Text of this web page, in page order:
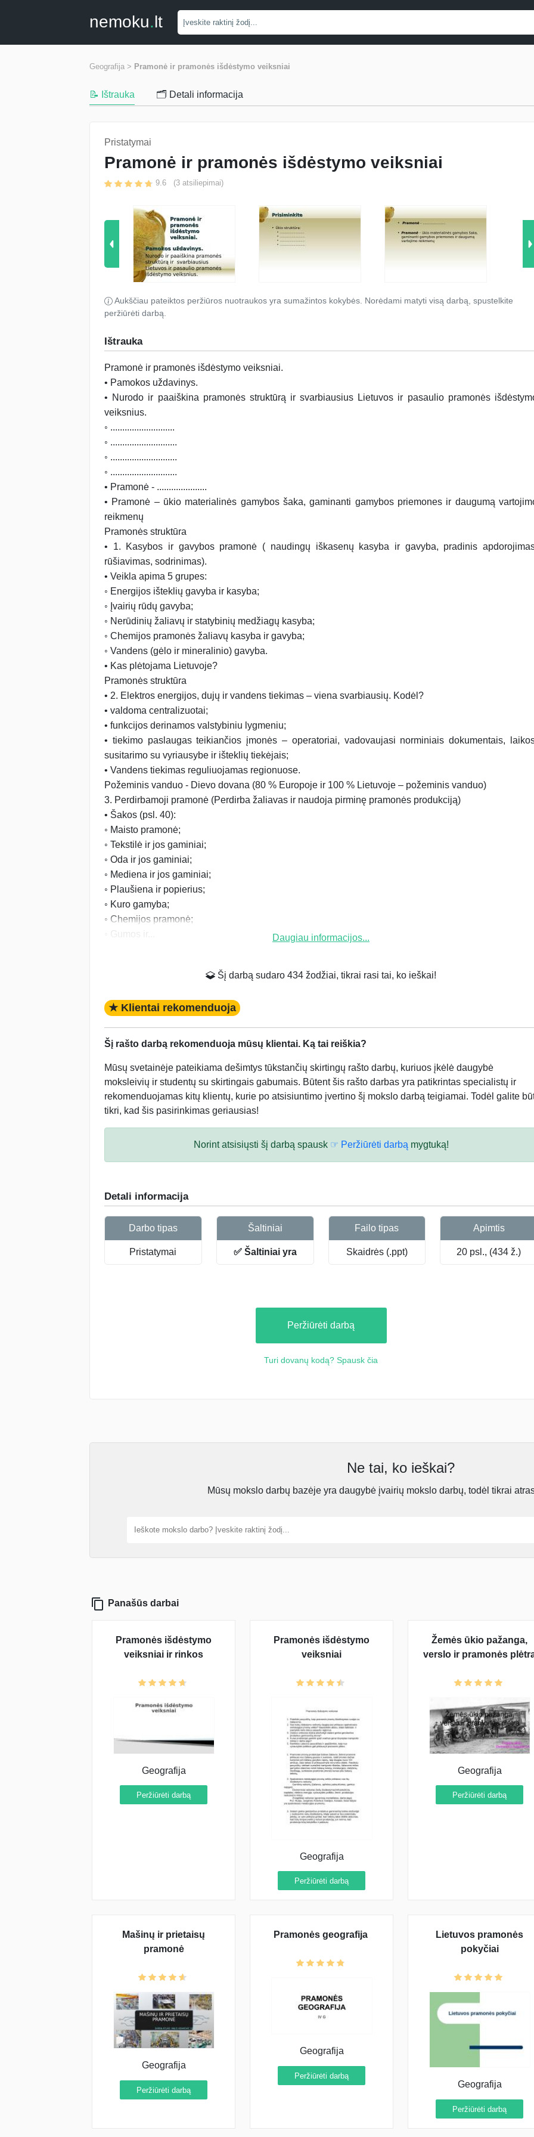
nemoku.lt
Geografija > Pramonė ir pramonės išdėstymo veiksniai
📝 Ištrauka 🗂️ Detali informacija
Pristatymai
Pramonė ir pramonės išdėstymo veiksniai
9.6 (3 atsiliepimai)
Aukščiau pateiktos peržiūros nuotraukos yra sumažintos kokybės. Norėdami matyti visą darbą, spustelkite
peržiūrėti darbą.
Ištrauka
Pramonė ir pramonės išdėstymo veiksniai.
• Pamokos uždavinys.
• Nurodo ir paaiškina pramonės struktūrą ir svarbiausius Lietuvos ir pasaulio pramonės
veiksnius.
◦ ...........................
◦ ............................
◦ ............................
◦ ............................
• Pramonė - .....................
• Pramonė – ūkio materialinės gamybos šaka, gaminanti gamybos priemones ir daugumą
reikmenų
Pramonės struktūra
• 1. Kasybos ir gavybos pramonė ( naudingų iškasenų kasyba ir gavyba, pradinis
rūšiavimas, sodrinimas).
• Veikla apima 5 grupes:
◦ Energijos išteklių gavyba ir kasyba;
◦ Įvairių rūdų gavyba;
◦ Nerūdinių žaliavų ir statybinių medžiagų kasyba;
◦ Chemijos pramonės žaliavų kasyba ir gavyba;
◦ Vandens (gėlo ir mineralinio) gavyba.
• Kas plėtojama Lietuvoje?
Pramonės struktūra
• 2. Elektros energijos, dujų ir vandens tiekimas – viena svarbiausių. Kodėl?
• valdoma centralizuotai;
• funkcijos derinamos valstybiniu lygmeniu;
• tiekimo paslaugas teikiančios įmonės – operatoriai, vadovaujasi norminiais dokumentais,
susitarimo su vyriausybe ir išteklių tiekėjais;
• Vandens tiekimas reguliuojamas regionuose.
Požeminis vanduo - Dievo dovana (80 % Europoje ir 100 % Lietuvoje – požeminis vanduo)
3. Perdirbamoji pramonė (Perdirba žaliavas ir naudoja pirminę pramonės produkciją)
• Šakos (psl. 40):
◦ Maisto pramonė;
◦ Tekstilė ir jos gaminiai;
◦ Oda ir jos gaminiai;
◦ Mediena ir jos gaminiai;
◦ Plaušiena ir popierius;
◦ Kuro gamyba;
◦ Chemijos pramonė;
Daugiau informacijos...
Šį darbą sudaro 434 žodžiai, tikrai rasi tai, ko ieškai!
★ Klientai rekomenduoja
Šį rašto darbą rekomenduoja mūsų klientai. Ką tai reiškia?
Mūsų svetainėje pateikiama dešimtys tūkstančių skirtingų rašto darbų, kuriuos įkėlė daugybė
moksleivių ir studentų su skirtingais gabumais. Būtent šis rašto darbas yra patikrintas specialistų ir
rekomenduojamas kitų klientų, kurie po atsisiuntimo įvertino šį mokslo darbą teigiamai. Todėl galite
tikri, kad šis pasirinkimas geriausias!
Norint atsisiųsti šį darbą spausk ☞ Peržiūrėti darbąmygtuką!
Detali informacija
Darbo tipas
Pristatymai
Šaltiniai
✅ Šaltiniai yra
Failo tipas
Skaidrės (.ppt)
Apimtis
20 psl., (434 ž.)
Peržiūrėti darbą
Turi dovanų kodą? Spausk čia
Ne tai, ko ieškai?
Mūsų mokslo darbų bazėje yra daugybė įvairių mokslo darbų, todėl tikrai
Panašūs darbai
Pramonės išdėstymo
veiksniai ir rinkos
Geografija
Peržiūrėti darbą
Pramonės išdėstymo
veiksniai
Geografija
Peržiūrėti darbą
Žemės ūkio pažanga,
verslo ir pramonės
Geografija
Peržiūrėti darbą
Mašinų ir prietaisų
pramonė
Geografija
Peržiūrėti darbą
Pramonės geografija
Geografija
Peržiūrėti darbą
Lietuvos pramonės
pokyčiai
Geografija
Peržiūrėti darbą